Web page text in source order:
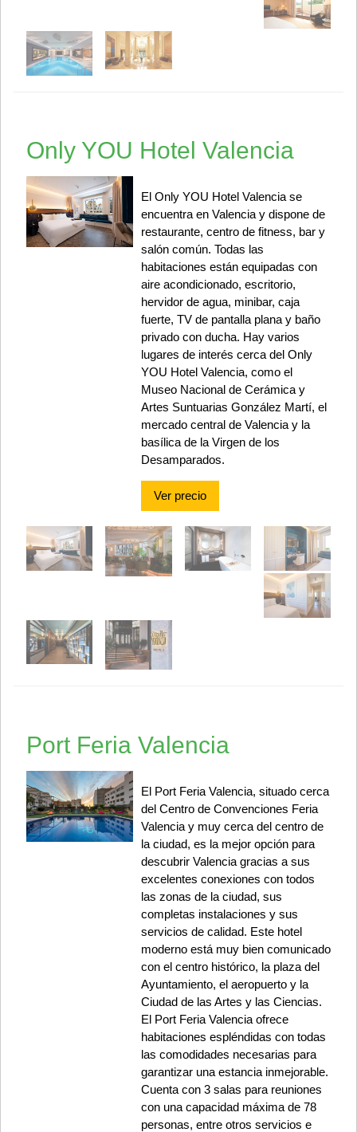
Only YOU Hotel Valencia
El Only YOU Hotel Valencia se
encuentra en Valencia y dispone de
restaurante, centro de fitness, bar y
salón común. Todas las
habitaciones están equipadas con
aire acondicionado, escritorio,
hervidor de agua, minibar, caja
fuerte, TV de pantalla plana y baño
privado con ducha. Hay varios
lugares de interés cerca del Only
YOU Hotel Valencia, como el
Museo Nacional de Cerámica y
Artes Suntuarias González Martí, el
mercado central de Valencia y la
basílica de la Virgen de los
Desamparados.
Ver precio
Port Feria Valencia
El Port Feria Valencia, situado cerca
del Centro de Convenciones Feria
Valencia y muy cerca del centro de
la ciudad, es la mejor opción para
descubrir Valencia gracias a sus
excelentes conexiones con todos
las zonas de la ciudad, sus
completas instalaciones y sus
servicios de calidad. Este hotel
moderno está muy bien comunicado
con el centro histórico, la plaza del
Ayuntamiento, el aeropuerto y la
Ciudad de las Artes y las Ciencias.
El Port Feria Valencia ofrece
habitaciones espléndidas con todas
las comodidades necesarias para
garantizar una estancia inmejorable.
Cuenta con 3 salas para reuniones
con una capacidad máxima de 78
personas, entre otros servicios e